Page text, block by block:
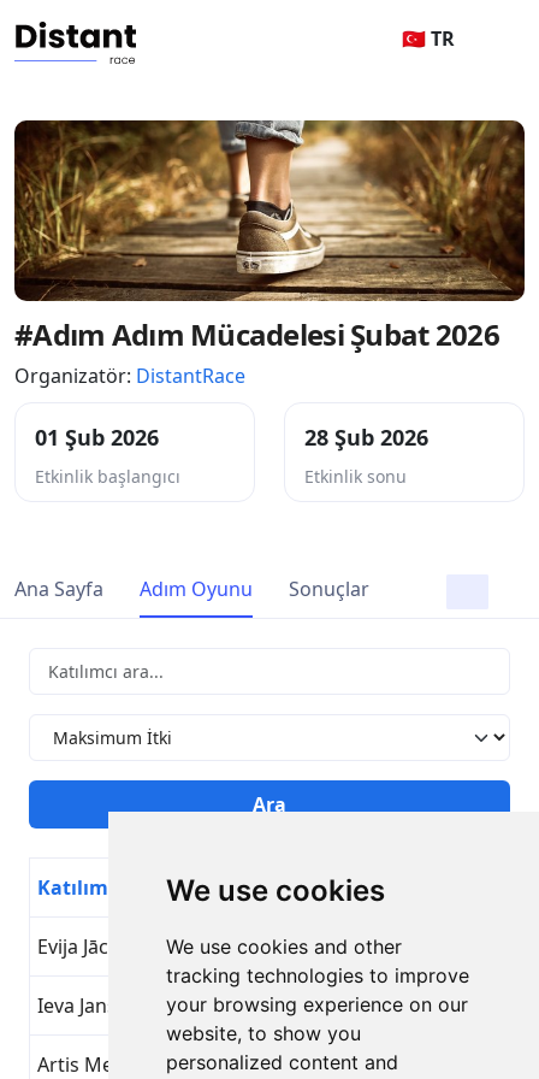
We use cookies
We use cookies and other
tracking technologies to improve
your browsing experience on our
website, to show you
personalized content and
🇹🇷 TR
#Adım Adım Mücadelesi Şubat 2026
Organizatör: DistantRace
01 Şub 2026
Etkinlik başlangıcı
28 Şub 2026
Etkinlik sonu
Ana Sayfa Adım Oyunu Sonuçlar
Katılımcı Hedef Adı
Evija Jāce Maksimum İtki
Ieva Jansone Maksimum İtki 24
Artis Mednis Maksimum İtki